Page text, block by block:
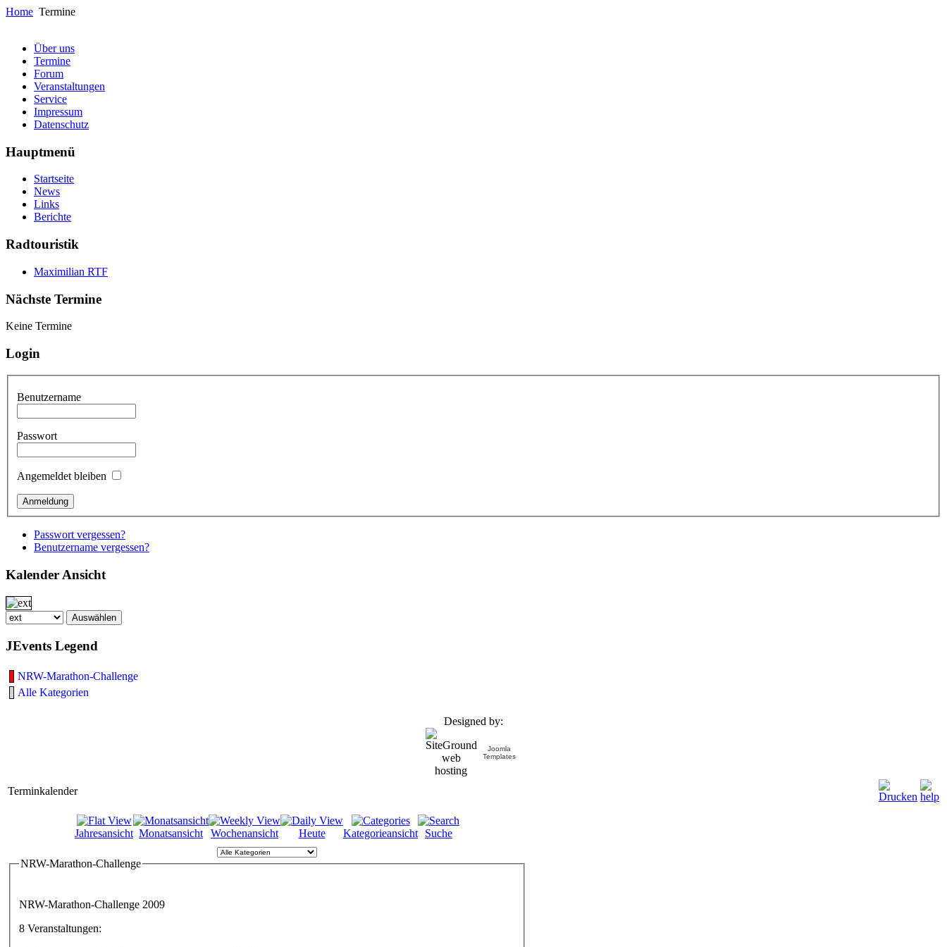
Home Termine
Über uns
Termine
Forum
Veranstaltungen
Service
Impressum
Datenschutz
Hauptmenü
Startseite
News
Links
Berichte
Radtouristik
Maximilian RTF
Nächste Termine
Keine Termine
Login
Benutzername
Passwort
Angemeldet bleiben
Passwort vergessen?
Benutzername vergessen?
Kalender Ansicht
JEvents Legend
NRW-Marathon-Challenge
Alle Kategorien
Designed by:
Joomla
Templates
Terminkalender
Jahresansicht Monatsansicht Wochenansicht Heute Kategorieansicht Suche
NRW-Marathon-Challenge
NRW-Marathon-Challenge 2009
8 Veranstaltungen: